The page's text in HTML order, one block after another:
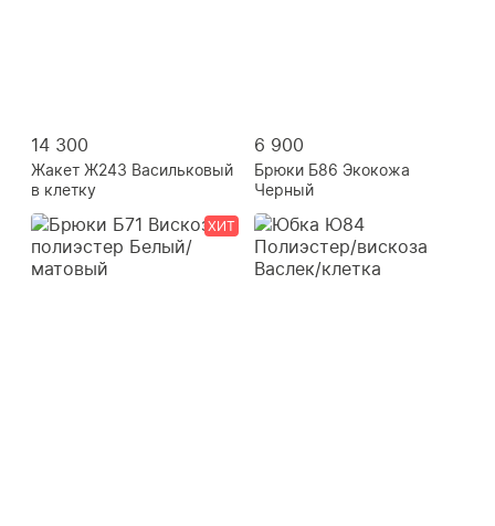
14 300
Жакет Ж243 Васильковый
в клетку
6 900
Брюки Б86 Экокожа
Черный
ХИТ